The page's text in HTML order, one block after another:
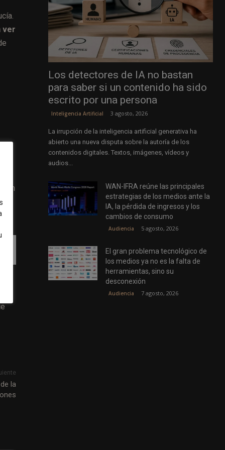
ver
un
la
Los detectores de IA no bastan
para saber si un contenido ha sido
escrito por una persona
Inteligencia Artificial 3 agosto, 2026
La irrupción de la inteligencia artificial generativa ha
abierto una nueva disputa sobre la autoría de los
contenidos digitales. Textos, imágenes, vídeos y
audios...
WAN-IFRA reúne las principales
estrategias de los medios ante la
IA, la pérdida de ingresos y los
cambios de consumo
Audiencia 5 agosto, 2026
El gran problema tecnológico de
los medios ya no es la falta de
herramientas, sino su
desconexión
Audiencia 7 agosto, 2026